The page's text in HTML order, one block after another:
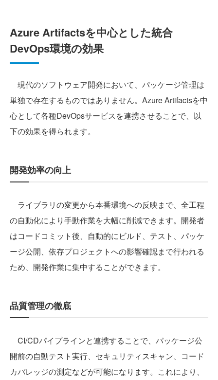
Azure Artifactsを中心とした統合
DevOps環境の効果
現代のソフトウェア開発において、パッケージ管理は
単独で存在するものではありません。Azure Artifactsを中
心として各種DevOpsサービスを連携させることで、以
下の効果を得られます。
開発効率の向上
ライブラリの変更から本番環境への反映まで、全工程
の自動化により手動作業を大幅に削減できます。開発者
はコードコミット後、自動的にビルド、テスト、パッケ
ージ公開、依存プロジェクトへの影響確認まで行われる
ため、開発作業に集中することができます。
品質管理の徹底
CI/CDパイプラインと連携することで、パッケージ公
開前の自動テスト実行、セキュリティスキャン、コード
カバレッジの測定などが可能になります。これにより、